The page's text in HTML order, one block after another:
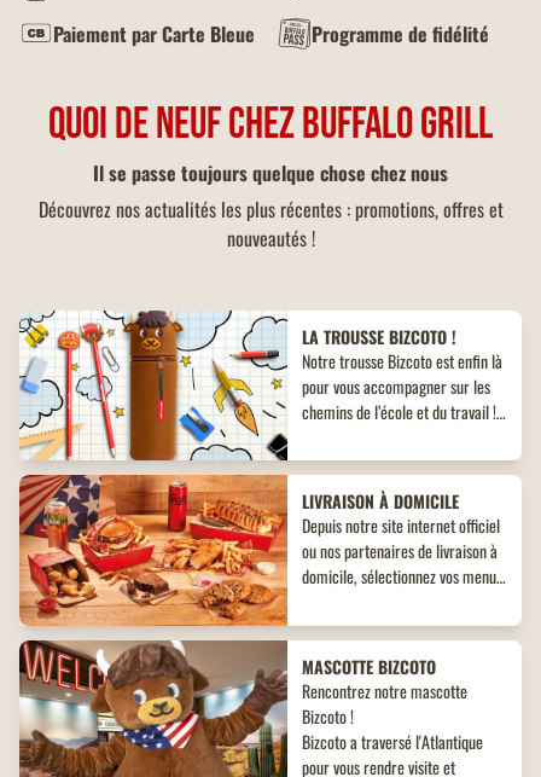
Paiement par Carte Bleue
Programme de fidélité
QUOI DE NEUF CHEZ BUFFALO GRILL
Il se passe toujours quelque chose chez nous
Découvrez nos actualités les plus récentes : promotions, offres et
nouveautés !
LA TROUSSE BIZCOTO !
Notre trousse Bizcoto est enfin là
pour vous accompagner sur les
chemins de l’école et du travail !
inédit à ne pas manquer !
LIVRAISON À DOMICILE
Depuis notre site internet officiel
ou nos partenaires de livraison à
domicile, sélectionnez vos menus,
desserts. Un large choix de plats
envies !
MASCOTTE BIZCOTO
Rencontrez notre mascotte
Bizcoto !
Bizcoto a traversé l'Atlantique
pour vous rendre visite et